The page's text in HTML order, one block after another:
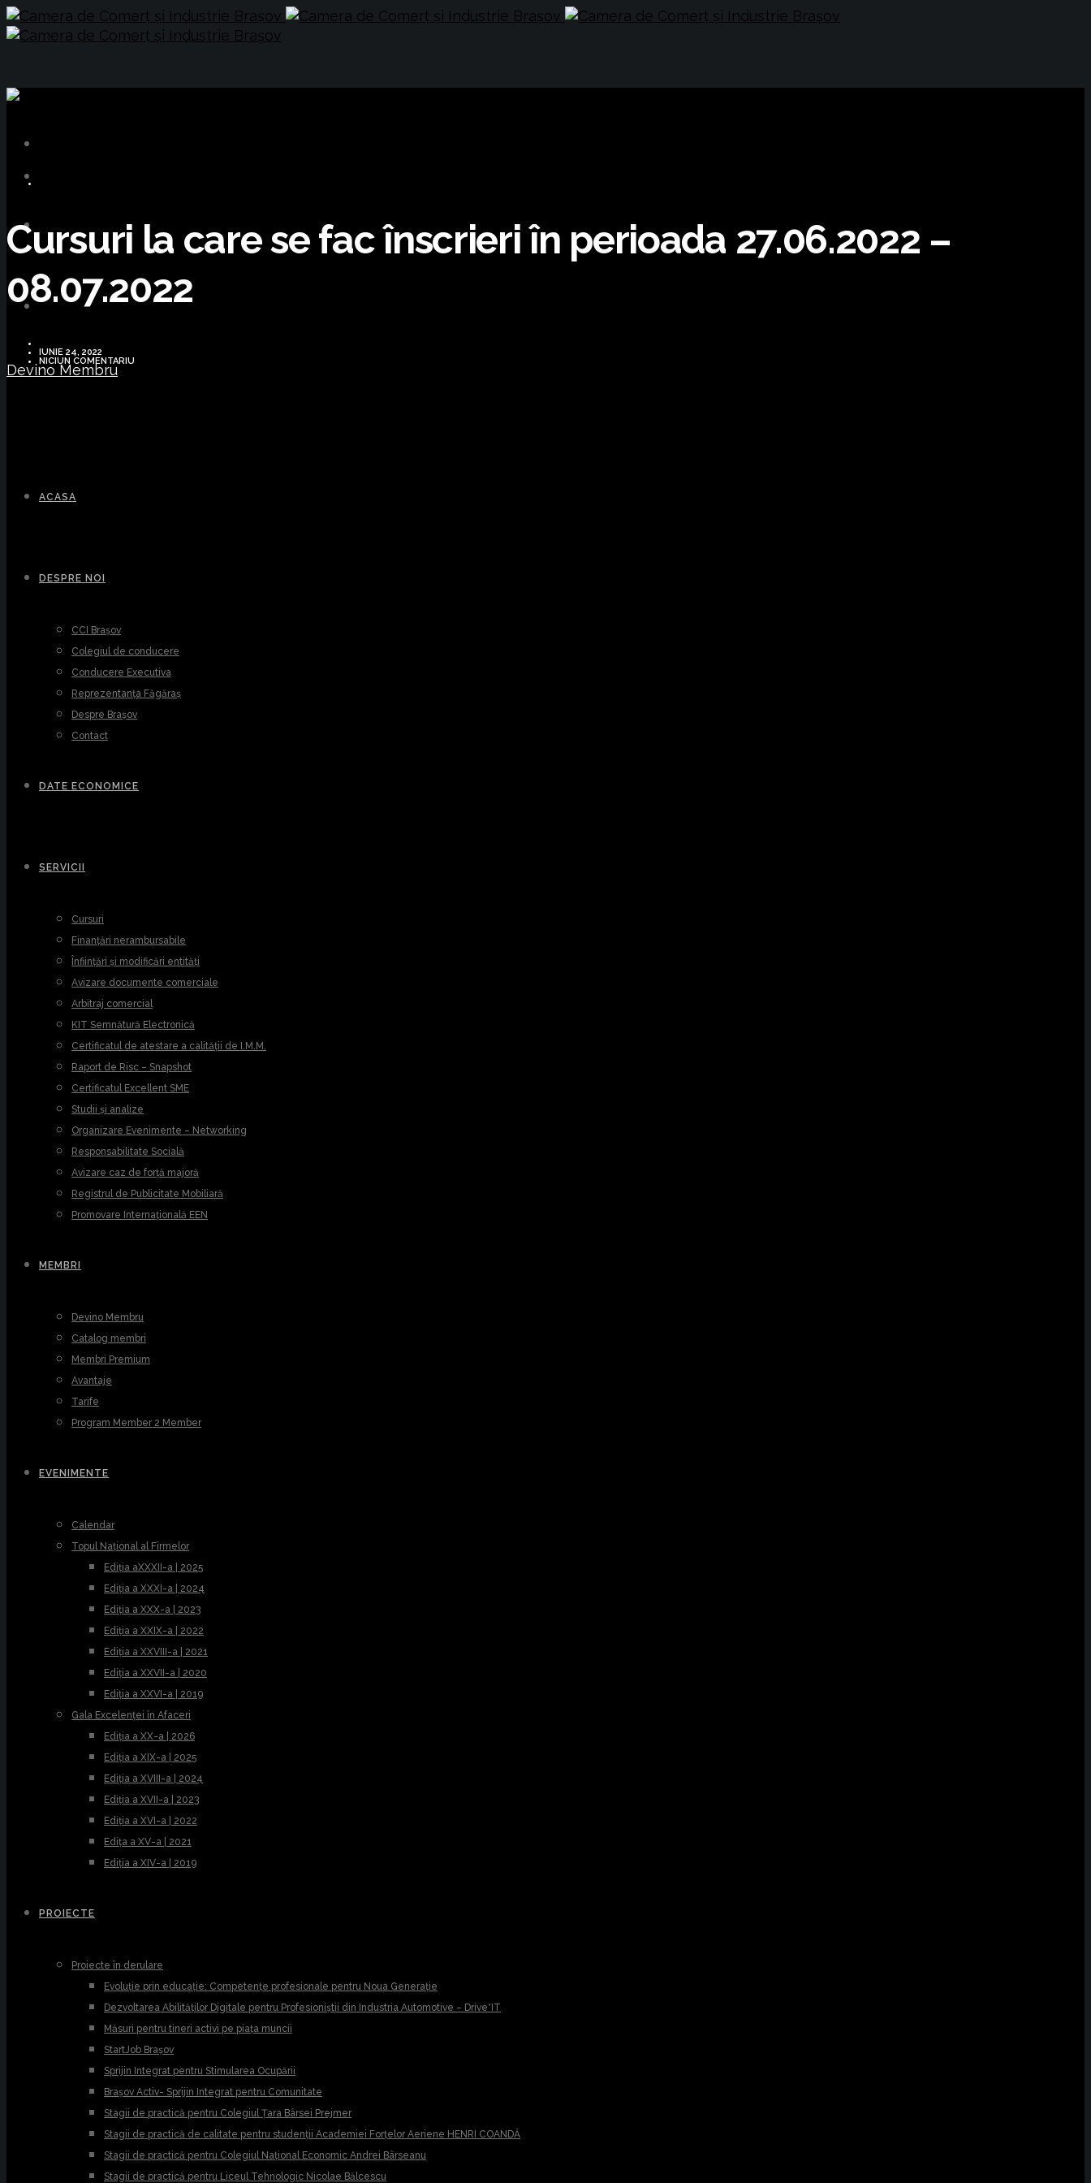
Devino Membru
ACASA
DESPRE NOI
CCI Brașov
Colegiul de conducere
Conducere Executiva
Reprezentanța Făgăraș
Despre Brașov
Contact
DATE ECONOMICE
SERVICII
Cursuri
Finanțări nerambursabile
Înființări și modificări entități
Avizare documente comerciale
Arbitraj comercial
KIT Semnătură Electronică
Certificatul de atestare a calității de I.M.M.
Raport de Risc – Snapshot
Certificatul Excellent SME
Studii și analize
Organizare Evenimente – Networking
Responsabilitate Socială
Avizare caz de forță majoră
Registrul de Publicitate Mobiliară
Promovare Internațională EEN
MEMBRI
Devino Membru
Catalog membri
Membri Premium
Avantaje
Tarife
Program Member 2 Member
EVENIMENTE
Calendar
Topul Național al Firmelor
Ediția aXXXII-a | 2025
Ediția a XXXI-a | 2024
Ediția a XXX-a | 2023
Ediția a XXIX-a | 2022
Ediția a XXVIII-a | 2021
Ediția a XXVII-a | 2020
Ediția a XXVI-a | 2019
Gala Excelenței în Afaceri
Ediția a XX-a | 2026
Ediția a XIX-a | 2025
Ediția a XVIII-a | 2024
Ediția a XVII-a | 2023
Ediția a XVI-a | 2022
Edița a XV-a | 2021
Ediția a XIV-a | 2019
PROIECTE
Proiecte în derulare
Evoluție prin educație: Competențe profesionale pentru Noua Generație
Dezvoltarea Abilităților Digitale pentru Profesioniștii din Industria Automotive – Drive*IT
Măsuri pentru tineri activi pe piața muncii
StartJob Brașov
Sprijin Integrat pentru Stimularea Ocupării
Brașov Activ- Sprijin Integrat pentru Comunitate
Stagii de practică pentru Colegiul Țara Bârsei Prejmer
Stagii de practică de calitate pentru studenții Academiei Forțelor Aeriene HENRI COANDĂ
Stagii de practică pentru Colegiul Național Economic Andrei Bârseanu
Stagii de practică pentru Liceul Tehnologic Nicolae Bălcescu
Cursuri la care se fac înscrieri în perioada 27.06.2022 –
08.07.2022
IUNIE 24, 2022
NICIUN COMENTARIU